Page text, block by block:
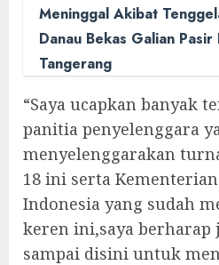
Meninggal Akibat
Danau Bekas Galian Pasir
Tangerang
“Saya ucapkan banyak
panitia penyelenggara
menyelenggarakan
18 ini serta
Indonesia yang sudah
keren ini,saya berharap
sampai disini untuk